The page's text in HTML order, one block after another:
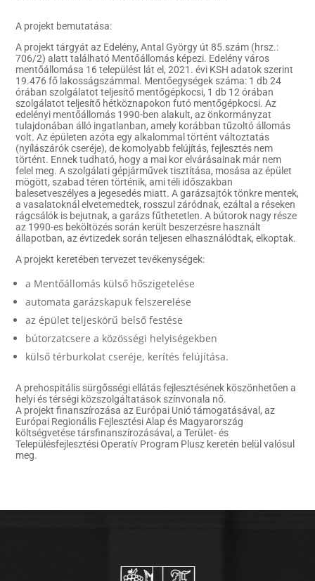
A projekt bemutatása:
A projekt tárgyát az Edelény, Antal György út 85.szám (hrsz.:
706/2) alatt található Mentőállomás képezi. Edelény város
mentőállomása 16 települést lát el, 2021. évi KSH adatok szerint
19.476 fő lakosságszámmal. Mentőegységek száma: 1 db 24
órában szolgálatot teljesítő mentőgépkocsi, 1 db 12 órában
szolgálatot teljesítő hétköznapokon futó mentőgépkocsi. Az
edelényi mentőállomás 1990-ben alakult, az önkormányzat
tulajdonában álló ingatlanban, amely korábban tűzoltó állomás
volt. Az épületen azóta egy alkalommal történt változtatás
(nyílászárók cseréje), de komolyabb felújítás, fejlesztés nem
történt. Ennek tudható, hogy a mai kor elvárásainak már nem
felel meg. A szolgálati gépjárművek tisztítása, mosása az épület
mögött, szabad téren történik, ami téli időszakban
balesetveszélyes a jegesedés miatt. A garázsajtók tönkre mentek,
a vasalatoknál elvetemedtek, rosszul záródnak, ezáltal a réseken
rágcsálók is bejutnak, a garázs fűthetetlen. A bútorok nagy része
az 1990-es beköltözés során került beszerzésre használt
állapotban, az évtizedek során teljesen elhasználódtak, elkoptak.
A projekt keretében tervezet tevékenységek:
a Mentőállomás külső hőszigetelése
automata garázskapuk felszerelése
az épület teljeskörű belső festése
bútorzatcsere a közösségi helyiségekben
külső térburkolat cseréje, kerítés felújítása.
A prehospitális sürgősségi ellátás fejlesztésének köszönhetően a
helyi és térségi közszolgáltatások színvonala nő.
A projekt finanszírozása az Európai Unió támogatásával, az
Európai Regionális Fejlesztési Alap és Magyarország
költségvetése társfinanszírozásával, a Terület- és
Településfejlesztési Operatív Program Plusz keretén belül valósul
meg.